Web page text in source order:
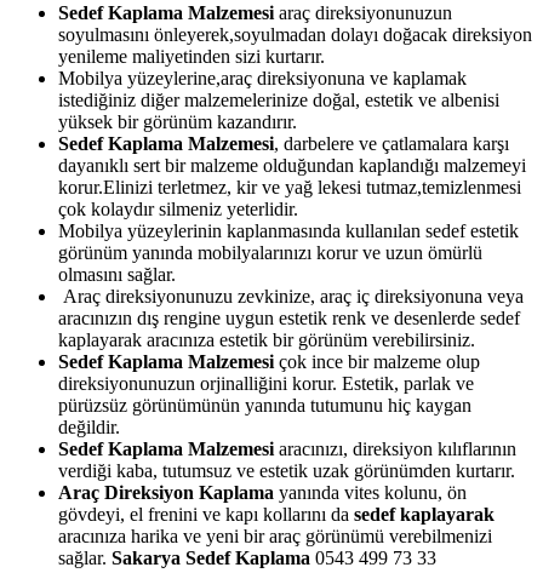
Sedef Kaplama Malzemesi araç direksiyonunuzun
soyulmasını önleyerek,soyulmadan dolayı doğacak direksiyon
yenileme maliyetinden sizi kurtarır.
Mobilya yüzeylerine,araç direksiyonuna ve kaplamak
istediğiniz diğer malzemelerinize doğal, estetik ve albenisi
yüksek bir görünüm kazandırır.
Sedef Kaplama Malzemesi, darbelere ve çatlamalara karşı
dayanıklı sert bir malzeme olduğundan kaplandığı malzemeyi
korur.Elinizi terletmez, kir ve yağ lekesi tutmaz,temizlenmesi
çok kolaydır silmeniz yeterlidir.
Mobilya yüzeylerinin kaplanmasında kullanılan sedef estetik
görünüm yanında mobilyalarınızı korur ve uzun ömürlü
olmasını sağlar.
Araç direksiyonunuzu zevkinize, araç iç direksiyonuna veya
aracınızın dış rengine uygun estetik renk ve desenlerde sedef
kaplayarak aracınıza estetik bir görünüm verebilirsiniz.
Sedef Kaplama Malzemesi çok ince bir malzeme olup
direksiyonunuzun orjinalliğini korur. Estetik, parlak ve
pürüzsüz görünümünün yanında tutumunu hiç kaygan
değildir.
Sedef Kaplama Malzemesi aracınızı, direksiyon kılıflarının
verdiği kaba, tutumsuz ve estetik uzak görünümden kurtarır.
Araç Direksiyon Kaplama yanında vites kolunu, ön
gövdeyi, el frenini ve kapı kollarını da sedef kaplayarak
aracınıza harika ve yeni bir araç görünümü verebilmenizi
sağlar. Sakarya Sedef Kaplama 0543 499 73 33